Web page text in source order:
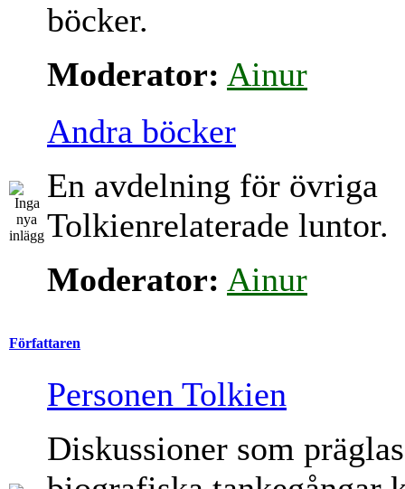
böcker.
Moderator: Ainur
Andra böcker
En avdelning för övriga
Tolkienrelaterade luntor.
Moderator: Ainur
Författaren
Personen Tolkien
Diskussioner som